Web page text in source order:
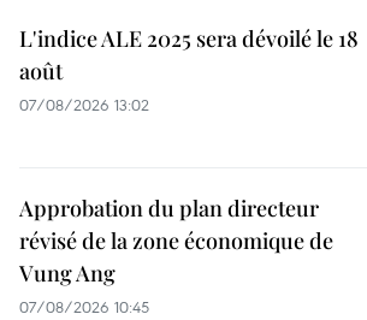
L'indice ALE 2025 sera dévoilé le 18
août
07/08/2026 13:02
Approbation du plan directeur
révisé de la zone économique de
Vung Ang
07/08/2026 10:45